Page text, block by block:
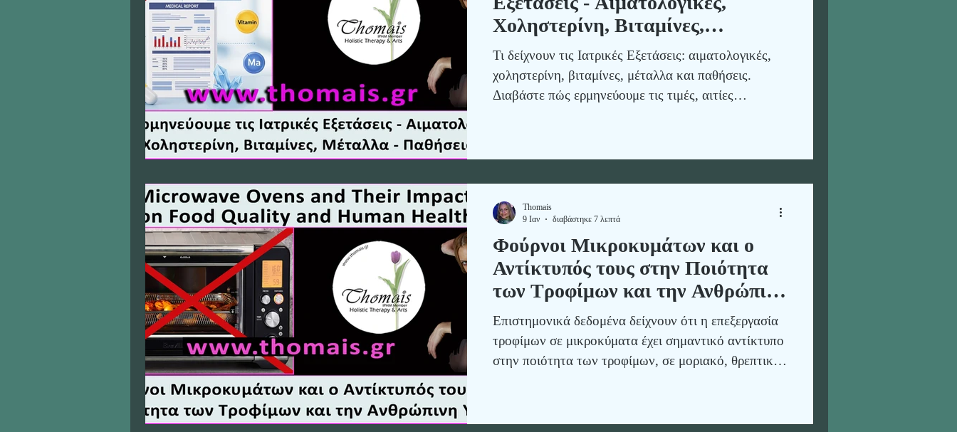
Χοληστερίνη, Βιταμίνες,
Μέταλλα – Παθήσεις
Τι δείχνουν τις Ιατρικές Εξετάσεις: αιματολογικές,
χοληστερίνη, βιταμίνες, μέταλλα και παθήσεις.
Διαβάστε πώς ερμηνεύουμε τις τιμές, αιτίες
Φούρνοι Μικροκυμάτων και ο
Αντίκτυπός τους στην Ποιότητα
των Τροφίμων και την Ανθρώπινη
Υγεία
Eπιστημονικά δεδομένα δείχνουν ότι η επεξεργασία
τροφίμων σε μικροκύματα έχει σημαντικό αντίκτυπο
στην ποιότητα των τροφίμων, σε μοριακό, θρεπτικό
Thomais
9 Ιαν
διαβάστηκε 7 λεπτά